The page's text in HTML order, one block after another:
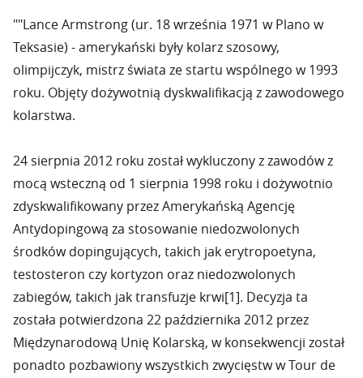
""Lance Armstrong (ur. 18 września 1971 w Plano w
Teksasie) - amerykański były kolarz szosowy,
olimpijczyk, mistrz świata ze startu wspólnego w 1993
roku. Objęty dożywotnią dyskwalifikacją z zawodowego
kolarstwa.
24 sierpnia 2012 roku został wykluczony z zawodów z
mocą wsteczną od 1 sierpnia 1998 roku i dożywotnio
zdyskwalifikowany przez Amerykańską Agencję
Antydopingową za stosowanie niedozwolonych
środków dopingujących, takich jak erytropoetyna,
testosteron czy kortyzon oraz niedozwolonych
zabiegów, takich jak transfuzje krwi[1]. Decyzja ta
została potwierdzona 22 października 2012 przez
Międzynarodową Unię Kolarską, w konsekwencji został
ponadto pozbawiony wszystkich zwycięstw w Tour de